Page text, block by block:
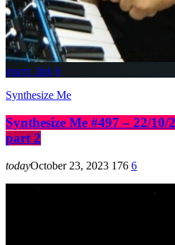
insert_link 6
Synthesize Me
Synthesize Me #497 – 22/
part 2
todayOctober 23, 2023 176 6